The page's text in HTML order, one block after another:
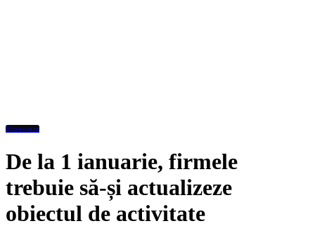
Economic
De la 1 ianuarie, firmele
trebuie să-și actualizeze
obiectul de activitate